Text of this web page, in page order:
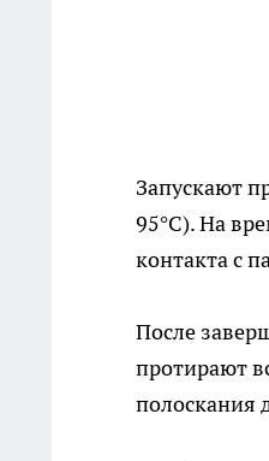
Запускают
95°C). На
контакта с
После
протирают
полоскания